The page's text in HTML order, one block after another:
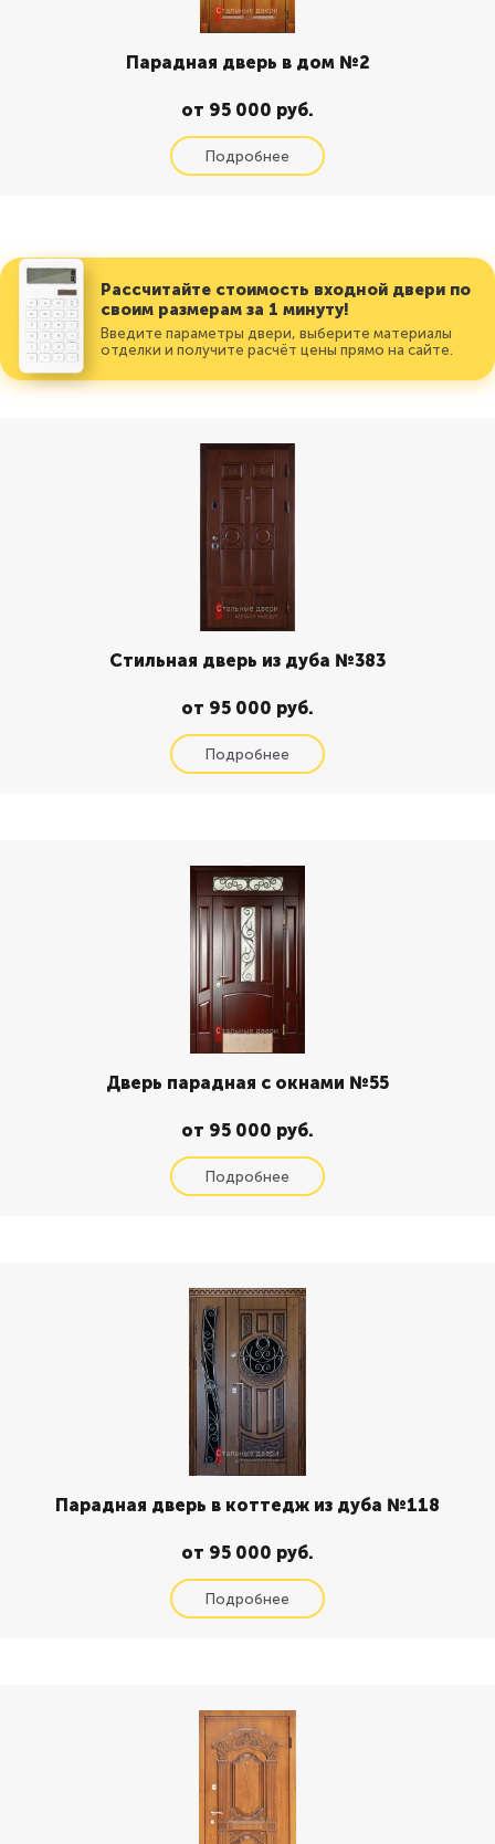
Парадная дверь в дом №2
от 95 000 руб.
Рассчитайте стоимость входной двери по
своим размерам за 1 минуту!
Введите параметры двери, выберите материалы
отделки и получите расчёт цены прямо на сайте.
Стильная дверь из дуба №383
от 95 000 руб.
Дверь парадная с окнами №55
от 95 000 руб.
Парадная дверь в коттедж из дуба №118
от 95 000 руб.